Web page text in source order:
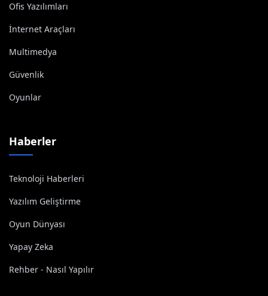
Ofis Yazılımları
İnternet Araçları
Multimedya
Güvenlik
Oyunlar
Haberler
Teknoloji Haberleri
Yazılım Geliştirme
Oyun Dünyası
Yapay Zeka
Rehber - Nasıl Yapılır